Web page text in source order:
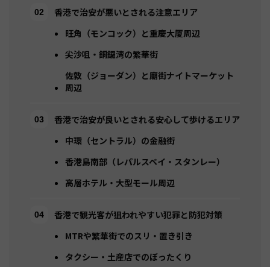
香港で治安が悪いとされる注意エリア
旺角（モンコック）と重慶大厦周辺
尖沙咀・銅鑼湾の繁華街
佐敦（ジョーダン）と廟街ナイトマーケット
周辺
香港で治安が良いとされる安心して歩けるエリア
中環（セントラル）の金融街
香港島南部（レパルスベイ・スタンレー）
高層ホテル・大型モール周辺
香港で観光客が狙われやすい犯罪と防犯対策
MTRや繁華街でのスリ・置き引き
タクシー・土産店でのぼったくり